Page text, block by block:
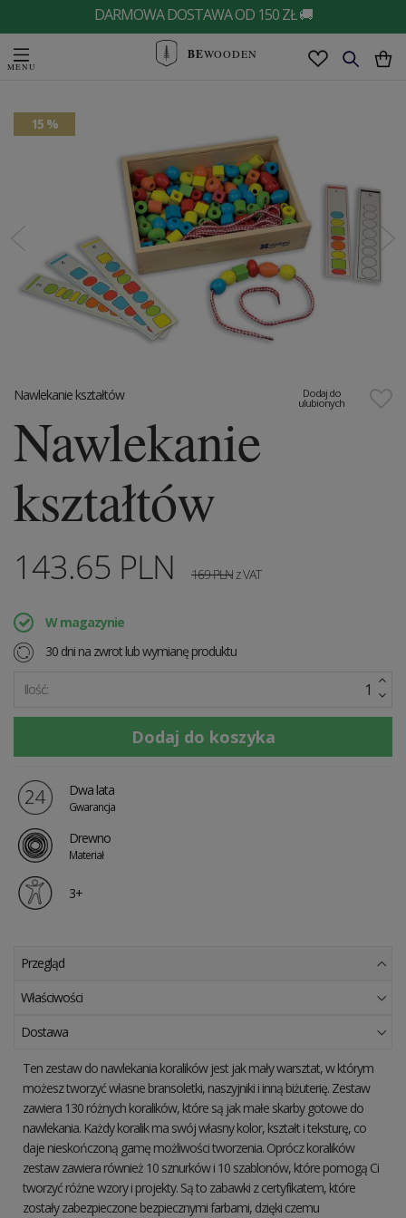
DARMOWA DOSTAWA OD 150 ZŁ 🚚
BEWOODEN
15 %
Dodaj do
ulubionych
Nawlekanie kształtów
Nawlekanie
kształtów
143.65 PLN 169PLNz VAT
W magazynie
30 dni na zwrot lub wymianę produktu
Ilość:
Dwa lata
Gwarancja
Drewno
Materiał
3+
Przegląd
Właściwości
Dostawa
Ten zestaw do nawlekania koralików jest jak mały warsztat, w którym
możesz tworzyć własne bransoletki, naszyjniki i inną biżuterię. Zestaw
zawiera 130 różnych koralików, które są jak małe skarby gotowe do
nawlekania. Każdy koralik ma swój własny kolor, kształt i teksturę, co
daje nieskończoną gamę możliwości tworzenia. Oprócz koralików
zestaw zawiera również 10 sznurków i 10 szablonów, które pomogą Ci
tworzyć różne wzory i projekty. Są to zabawki z certyfikatem, które
zostały zabezpieczone bezpiecznymi farbami, dzięki czemu